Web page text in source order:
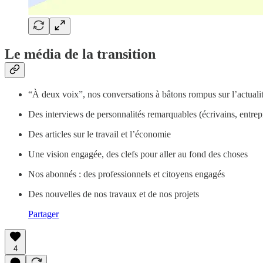
Le média de la transition
“À deux voix”, nos conversations à bâtons rompus sur
Des interviews de personnalités remarquables (écrivains,
Des articles sur le travail et l’économie
Une vision engagée, des clefs pour aller au fond des choses
Nos abonnés : des professionnels et citoyens engagés
Des nouvelles de nos travaux et de nos projets
Partager
4